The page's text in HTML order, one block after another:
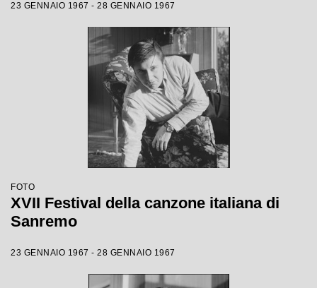
23 GENNAIO 1967 - 28 GENNAIO 1967
FOTO
XVII Festival della canzone italiana di
Sanremo
23 GENNAIO 1967 - 28 GENNAIO 1967